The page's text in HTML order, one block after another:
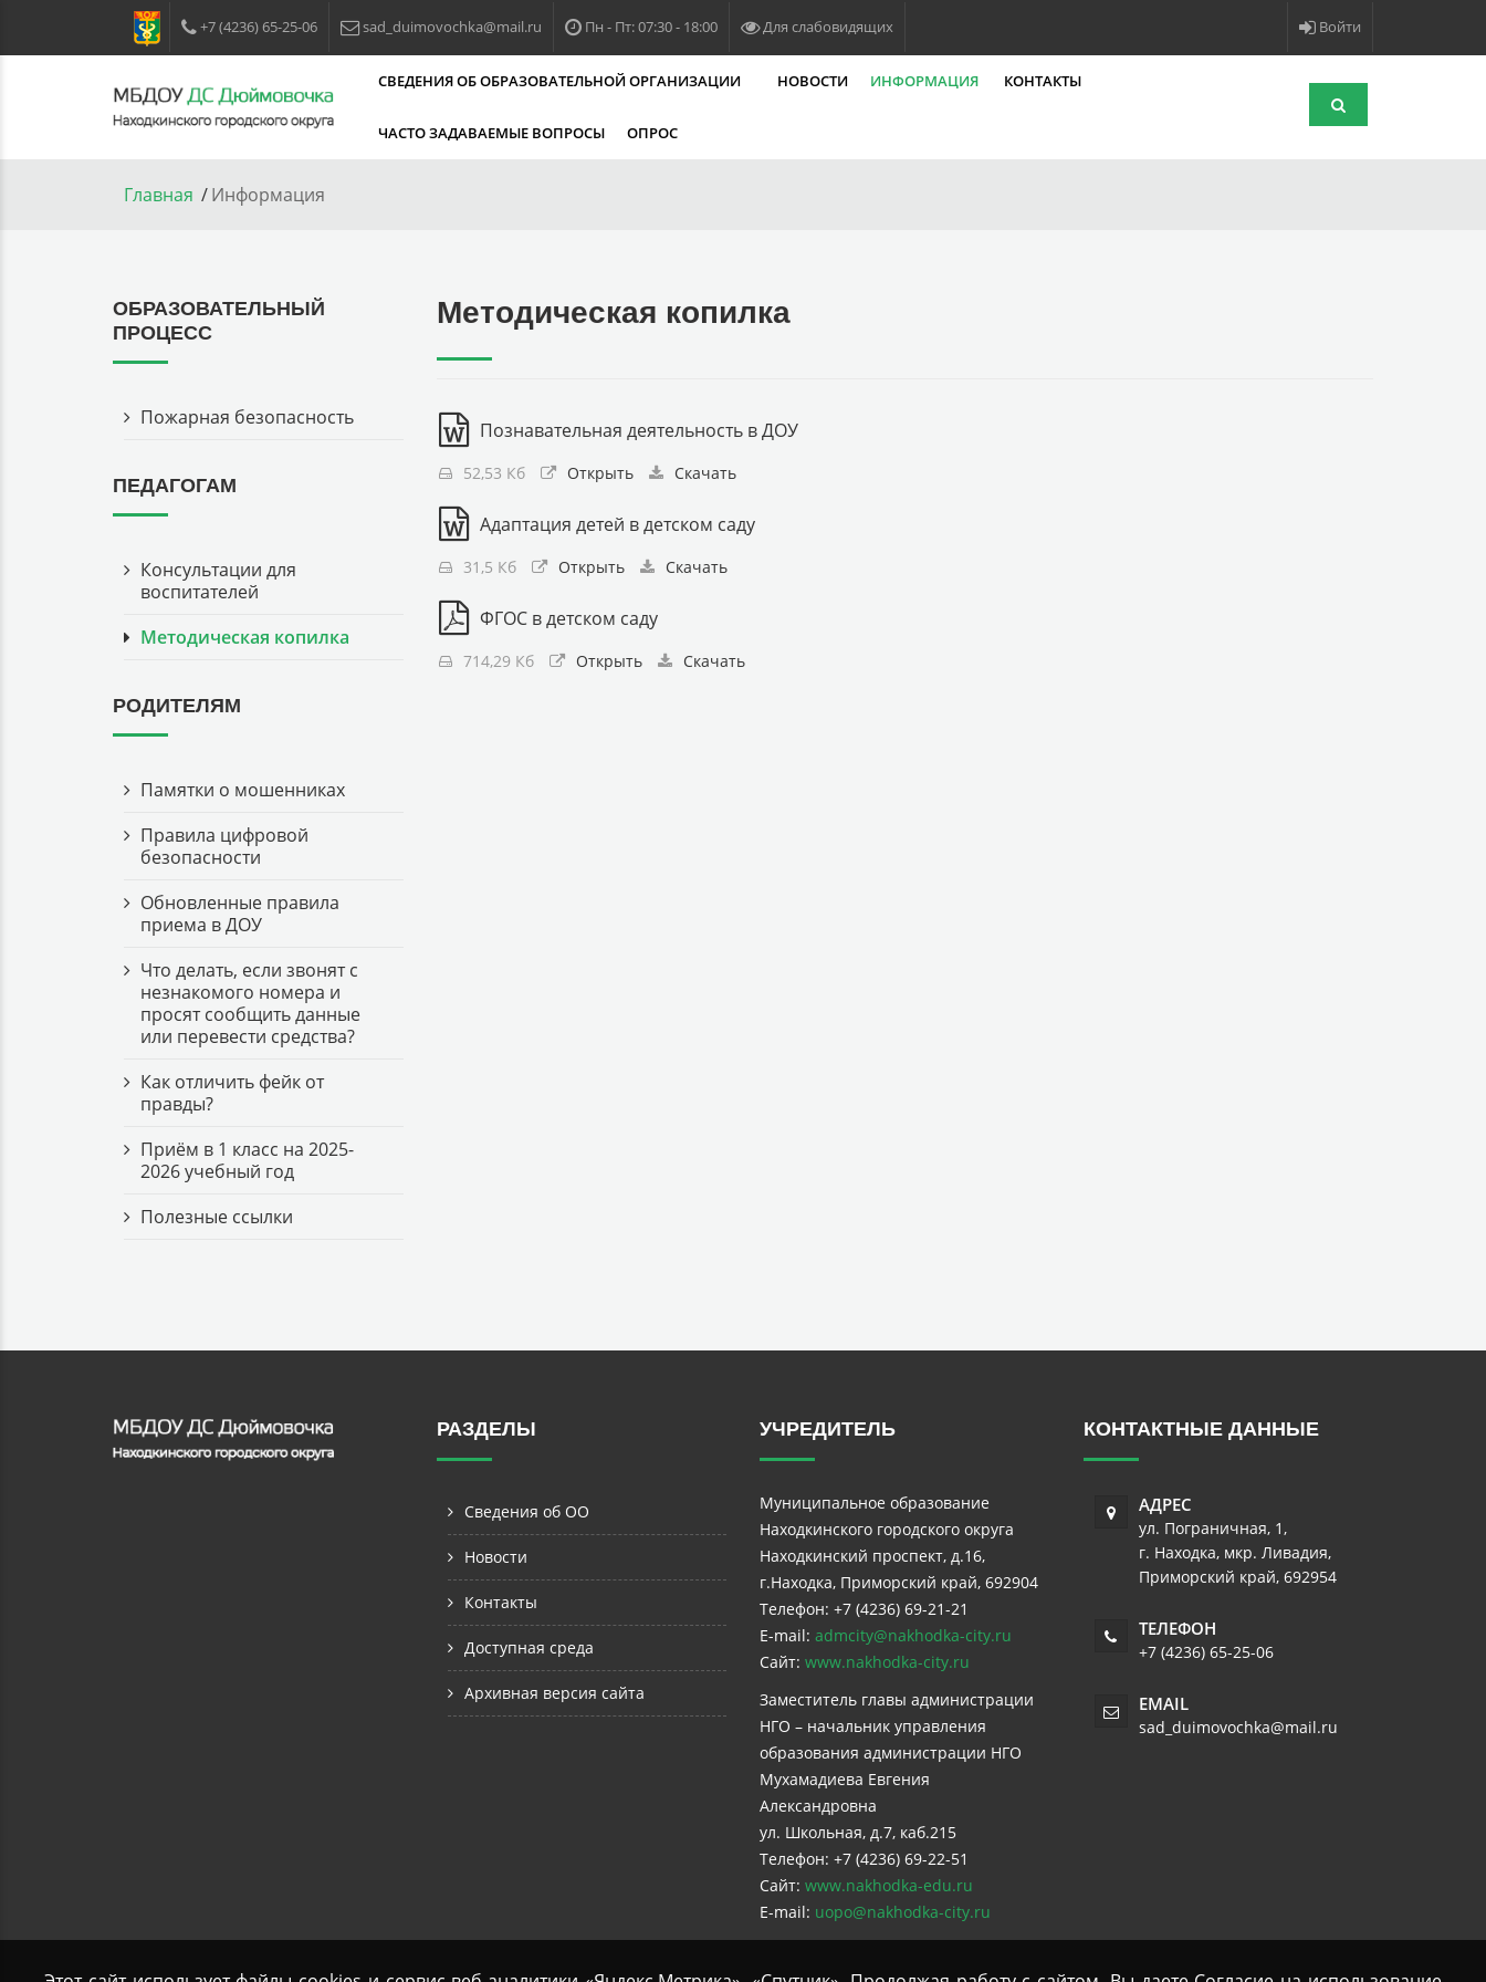
+7 (4236) 65-25-06 sad_duimovochka@mail.ru Пн - Пт: 07:30 - 18:00 Для слабовидящих Войти
СВЕДЕНИЯ ОБ ОБРАЗОВАТЕЛЬНОЙ ОРГАНИЗАЦИИ НОВОСТИ ИНФОРМАЦИЯ КОНТАКТЫ
ЧАСТО ЗАДАВАЕМЫЕ ВОПРОСЫ ОПРОС
Главная Информация
ОБРАЗОВАТЕЛЬНЫЙ
ПРОЦЕСС
Пожарная безопасность
ПЕДАГОГАМ
Консультации для
воспитателей
Методическая копилка
РОДИТЕЛЯМ
Памятки о мошенниках
Правила цифровой
безопасности
Обновленные правила
приема в ДОУ
Что делать, если звонят с
незнакомого номера и
просят сообщить данные
или перевести средства?
Как отличить фейк от
правды?
Приём в 1 класс на 2025-
2026 учебный год
Полезные ссылки
Методическая копилка
Познавательная деятельность в ДОУ
52,53 Кб Открыть Скачать
Адаптация детей в детском саду
31,5 Кб Открыть Скачать
ФГОС в детском саду
714,29 Кб Открыть Скачать
РАЗДЕЛЫ
Сведения об ОО
Новости
Контакты
Доступная среда
Архивная версия сайта
УЧРЕДИТЕЛЬ
Муниципальное образование
Находкинского городского округа
Находкинский проспект, д.16,
г.Находка, Приморский край, 692904
Телефон: +7 (4236) 69-21-21
E-mail: admcity@nakhodka-city.ru
Сайт: www.nakhodka-city.ru
Заместитель главы администрации
НГО – начальник управления
образования администрации НГО
Мухамадиева Евгения
Александровна
ул. Школьная, д.7, каб.215
Телефон: +7 (4236) 69-22-51
Сайт: www.nakhodka-edu.ru
E-mail: uopo@nakhodka-city.ru
КОНТАКТНЫЕ ДАННЫЕ
АДРЕС
ул. Пограничная, 1,
г. Находка, мкр. Ливадия,
Приморский край, 692954
ТЕЛЕФОН
+7 (4236) 65-25-06
EMAIL
sad_duimovochka@mail.ru